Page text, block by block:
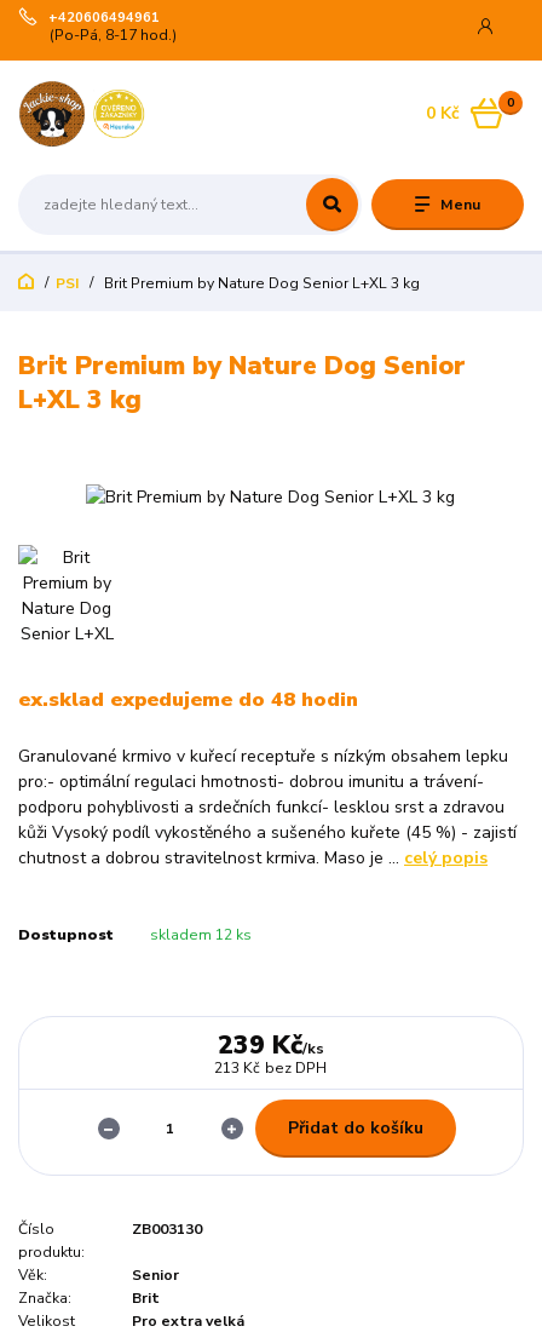
Menu
+420606494961
(Po-Pá, 8-17 hod.)
0
0 Kč
PSI Brit Premium by Nature Dog Senior L+XL 3 kg
Brit Premium by Nature Dog Senior
L+XL 3 kg
ex.sklad expedujeme do 48 hodin
Granulované krmivo v kuřecí receptuře s nízkým obsahem lepku
pro:- optimální regulaci hmotnosti- dobrou imunitu a trávení-
podporu pohyblivosti a srdečních funkcí- lesklou srst a zdravou
kůži Vysoký podíl vykostěného a sušeného kuřete (45 %) - zajistí
chutnost a dobrou stravitelnost krmiva. Maso je ... celý popis
Dostupnost skladem 12 ks
239 Kč/ks
213 Kč bez DPH
Přidat do košíku
Číslo
produktu:
ZB003130
Věk:
Senior
Značka:
Brit
Velikost
Pro extra velká